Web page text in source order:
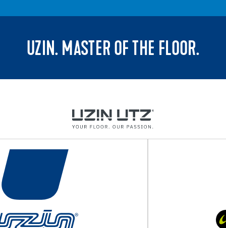
UZIN. MASTER OF THE FLOOR.